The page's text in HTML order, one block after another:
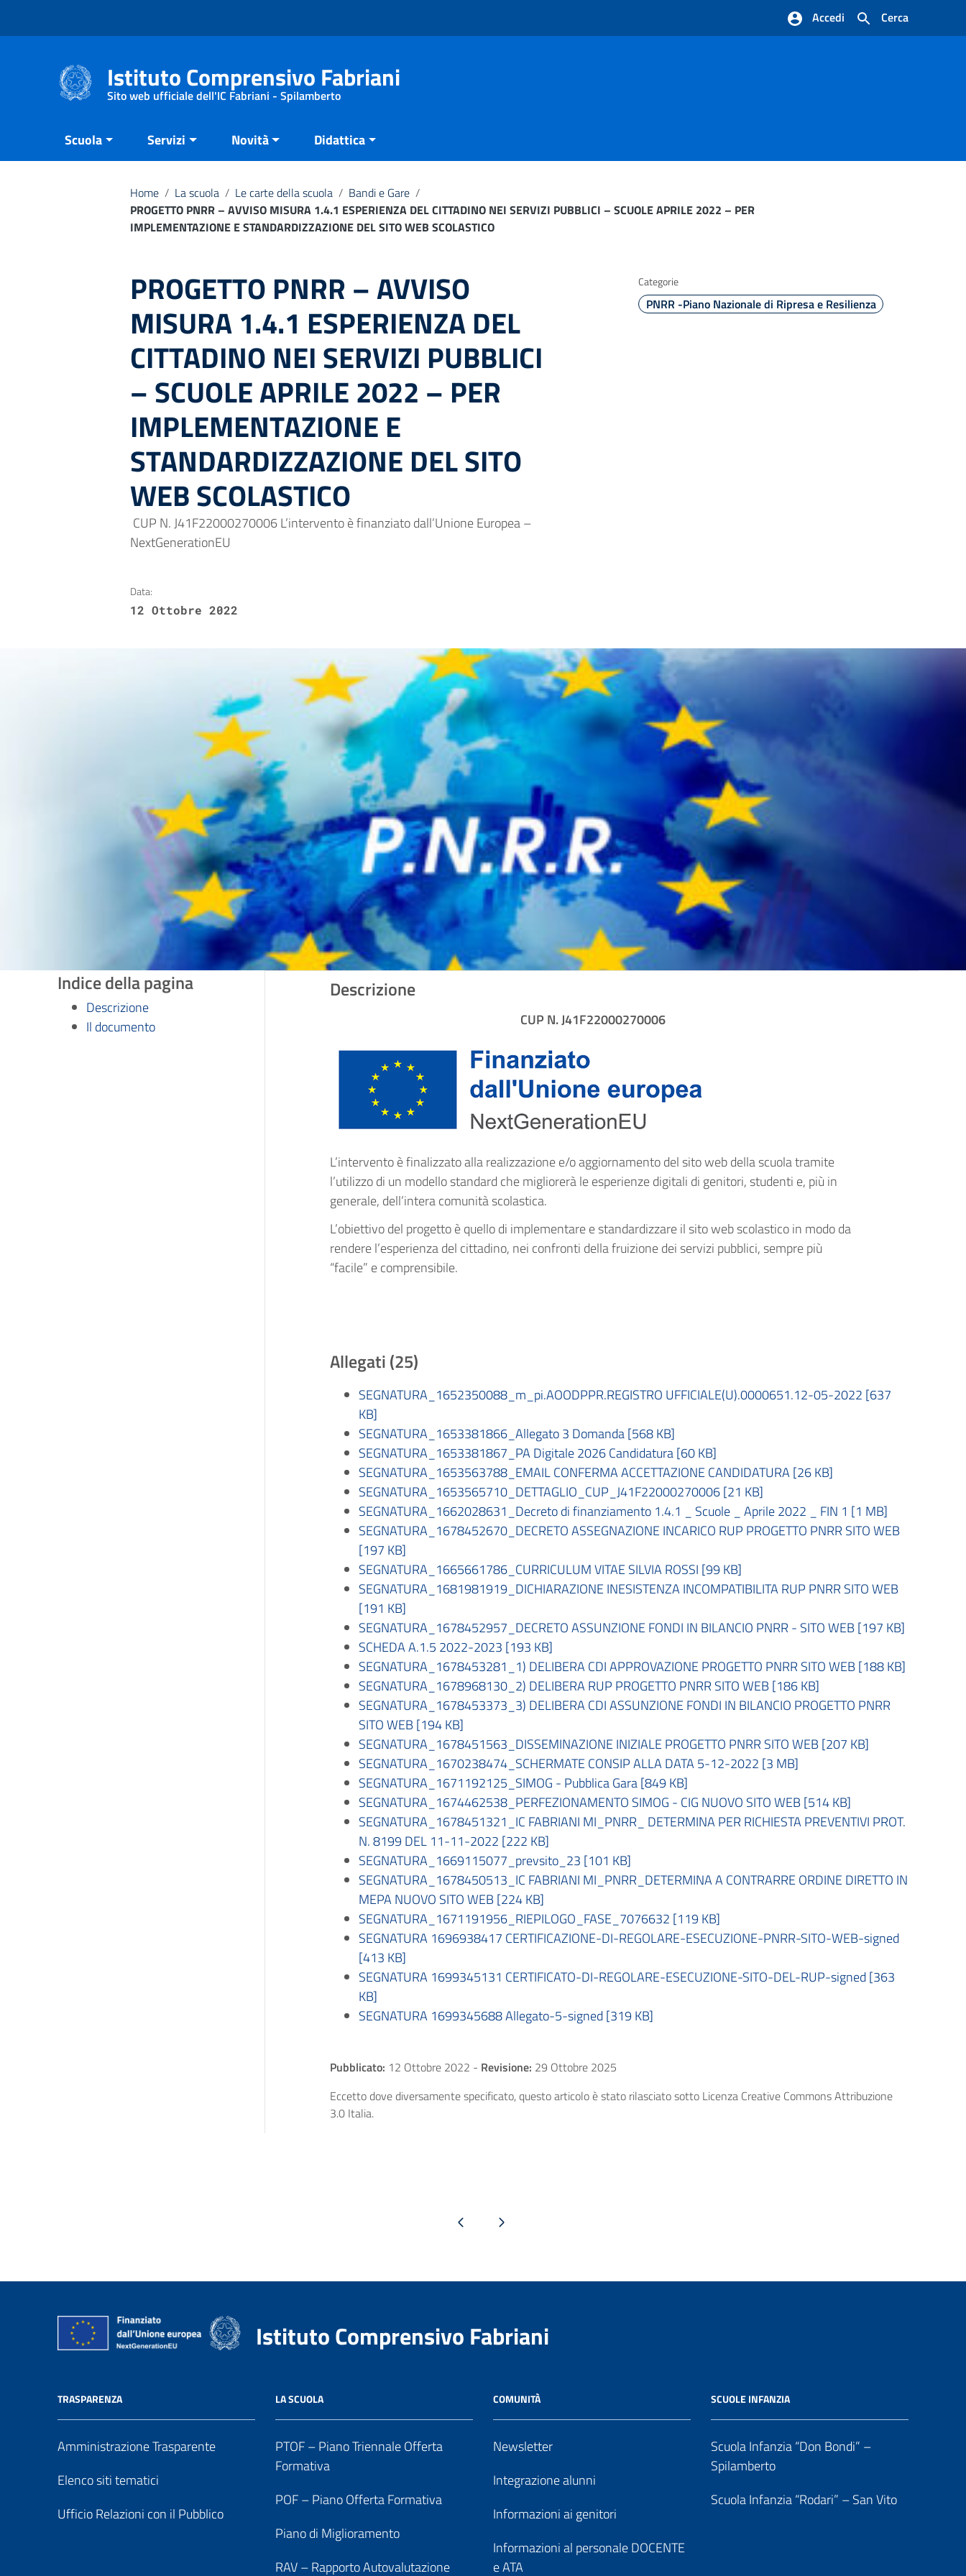
Cerca
Accedi
Istituto Comprensivo Fabriani
Sito web ufficiale dell'IC Fabriani - Spilamberto
Scuola Servizi Novità Didattica
Home / La scuola / Le carte della scuola / Bandi e Gare /
PROGETTO PNRR – AVVISO MISURA 1.4.1 ESPERIENZA DEL CITTADINO NEI SERVIZI PUBBLICI – SCUOLE APRILE 2022 – PER
IMPLEMENTAZIONE E STANDARDIZZAZIONE DEL SITO WEB SCOLASTICO
PROGETTO PNRR – AVVISO
MISURA 1.4.1 ESPERIENZA DEL
CITTADINO NEI SERVIZI PUBBLICI
– SCUOLE APRILE 2022 – PER
IMPLEMENTAZIONE E
STANDARDIZZAZIONE DEL SITO
WEB SCOLASTICO
CUP N. J41F22000270006 L’intervento è finanziato dall’Unione Europea –
NextGenerationEU
Categorie
PNRR -Piano Nazionale di Ripresa e Resilienza
Data:
12 Ottobre 2022
Indice della pagina
Descrizione
Il documento
Descrizione
CUP N. J41F22000270006
L’intervento è finalizzato alla realizzazione e/o aggiornamento del sito web della scuola tramite
l’utilizzo di un modello standard che migliorerà le esperienze digitali di genitori, studenti e, più in
generale, dell’intera comunità scolastica.
L’obiettivo del progetto è quello di implementare e standardizzare il sito web scolastico in modo da
rendere l’esperienza del cittadino, nei confronti della fruizione dei servizi pubblici, sempre più
“facile” e comprensibile.
Allegati (25)
SEGNATURA_1652350088_m_pi.AOODPPR.REGISTRO UFFICIALE(U).0000651.12-05-2022 [637
KB]
SEGNATURA_1653381866_Allegato 3 Domanda [568 KB]
SEGNATURA_1653381867_PA Digitale 2026 Candidatura [60 KB]
SEGNATURA_1653563788_EMAIL CONFERMA ACCETTAZIONE CANDIDATURA [26 KB]
SEGNATURA_1653565710_DETTAGLIO_CUP_J41F22000270006 [21 KB]
SEGNATURA_1662028631_Decreto di finanziamento 1.4.1 _ Scuole _ Aprile 2022 _ FIN 1 [1 MB]
SEGNATURA_1678452670_DECRETO ASSEGNAZIONE INCARICO RUP PROGETTO PNRR SITO WEB
[197 KB]
SEGNATURA_1665661786_CURRICULUM VITAE SILVIA ROSSI [99 KB]
SEGNATURA_1681981919_DICHIARAZIONE INESISTENZA INCOMPATIBILITA RUP PNRR SITO WEB
[191 KB]
SEGNATURA_1678452957_DECRETO ASSUNZIONE FONDI IN BILANCIO PNRR - SITO WEB [197 KB]
SCHEDA A.1.5 2022-2023 [193 KB]
SEGNATURA_1678453281_1) DELIBERA CDI APPROVAZIONE PROGETTO PNRR SITO WEB [188 KB]
SEGNATURA_1678968130_2) DELIBERA RUP PROGETTO PNRR SITO WEB [186 KB]
SEGNATURA_1678453373_3) DELIBERA CDI ASSUNZIONE FONDI IN BILANCIO PROGETTO PNRR
SITO WEB [194 KB]
SEGNATURA_1678451563_DISSEMINAZIONE INIZIALE PROGETTO PNRR SITO WEB [207 KB]
SEGNATURA_1670238474_SCHERMATE CONSIP ALLA DATA 5-12-2022 [3 MB]
SEGNATURA_1671192125_SIMOG - Pubblica Gara [849 KB]
SEGNATURA_1674462538_PERFEZIONAMENTO SIMOG - CIG NUOVO SITO WEB [514 KB]
SEGNATURA_1678451321_IC FABRIANI MI_PNRR_ DETERMINA PER RICHIESTA PREVENTIVI PROT.
N. 8199 DEL 11-11-2022 [222 KB]
SEGNATURA_1669115077_prevsito_23 [101 KB]
SEGNATURA_1678450513_IC FABRIANI MI_PNRR_DETERMINA A CONTRARRE ORDINE DIRETTO IN
MEPA NUOVO SITO WEB [224 KB]
SEGNATURA_1671191956_RIEPILOGO_FASE_7076632 [119 KB]
SEGNATURA 1696938417 CERTIFICAZIONE-DI-REGOLARE-ESECUZIONE-PNRR-SITO-WEB-signed
[413 KB]
SEGNATURA 1699345131 CERTIFICATO-DI-REGOLARE-ESECUZIONE-SITO-DEL-RUP-signed [363
KB]
SEGNATURA 1699345688 Allegato-5-signed [319 KB]
Pubblicato: 12 Ottobre 2022 - Revisione: 29 Ottobre 2025
Eccetto dove diversamente specificato, questo articolo è stato rilasciato sotto Licenza Creative Commons Attribuzione
3.0 Italia.
Pagina precedentePagina successiva
Istituto Comprensivo Fabriani
TRASPARENZA
Amministrazione Trasparente
Elenco siti tematici
Ufficio Relazioni con il Pubblico
LA SCUOLA
PTOF – Piano Triennale Offerta
Formativa
POF – Piano Offerta Formativa
Piano di Miglioramento
RAV – Rapporto Autovalutazione
COMUNITÀ
Newsletter
Integrazione alunni
Informazioni ai genitori
Informazioni al personale DOCENTE
e ATA
SCUOLE INFANZIA
Scuola Infanzia “Don Bondi” –
Spilamberto
Scuola Infanzia “Rodari” – San Vito